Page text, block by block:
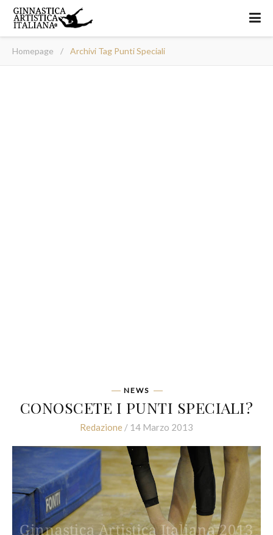
Homepage / Archivi Tag Punti Speciali
NEWS
CONOSCETE I PUNTI SPECIALI?
Redazione / 14 Marzo 2013